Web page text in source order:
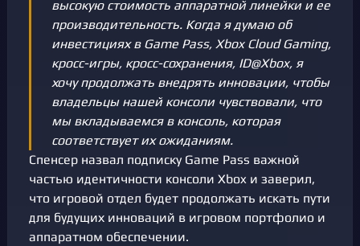
высокую стоимость аппаратной линейки и ее
производительность. Когда я думаю об
инвестициях в Game Pass, Xbox Cloud Gaming,
кросс-игры, кросс-сохранения, ID@Xbox, я
хочу продолжать внедрять инновации, чтобы
владельцы нашей консоли чувствовали, что
мы вкладываемся в консоль, которая
соответствует их ожиданиям.
Спенсер назвал подписку Game Pass важной
частью идентичности консоли Xbox и заверил,
что игровой отдел будет продолжать искать пути
для будущих инноваций в игровом портфолио и
аппаратном обеспечении.